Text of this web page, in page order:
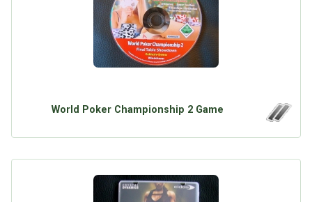
World Poker Championship 2 Game